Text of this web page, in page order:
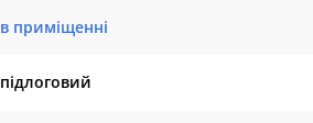
в приміщенні
підлоговий